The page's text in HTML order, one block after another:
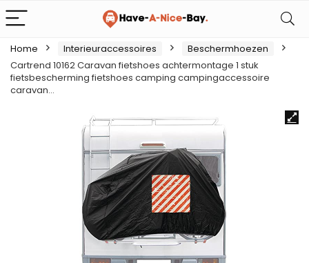
Home Interieuraccessoires
Beschermhoezen
Cartrend 10162 Caravan fietshoes achtermontage 1 stuk
fietsbescherming fietshoes camping campingaccessoire
caravan…